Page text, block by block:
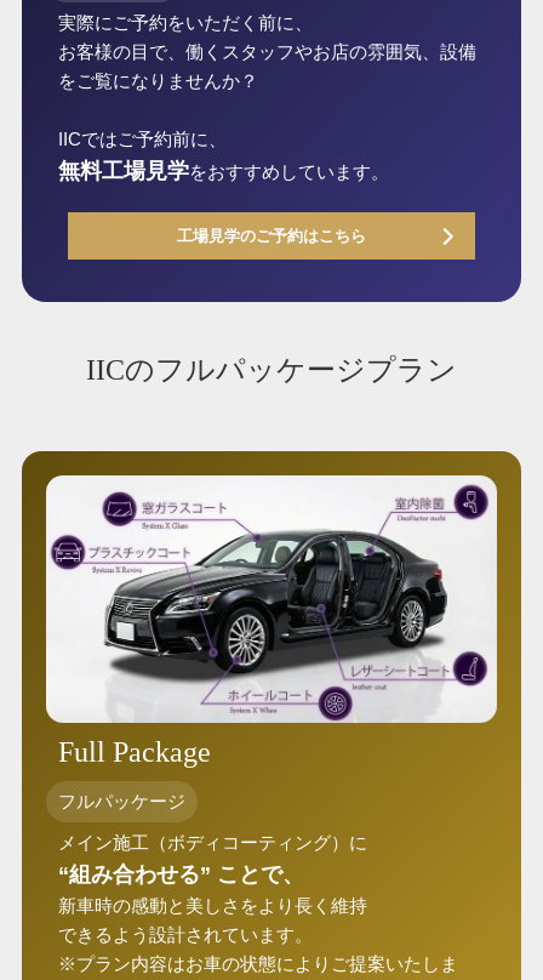
実際にご予約をいただく前に、
お客様の目で、働くスタッフやお店の雰囲気、設備
をご覧になりませんか？
IICではご予約前に、
無料工場見学をおすすめしています。
工場見学のご予約はこちら
IICのフルパッケージプラン
Full Package
フルパッケージ
メイン施工（ボディコーティング）に
“組み合わせる” ことで、
新車時の感動と美しさをより長く維持
できるよう設計されています。
※プラン内容はお車の状態によりご提案いたしま